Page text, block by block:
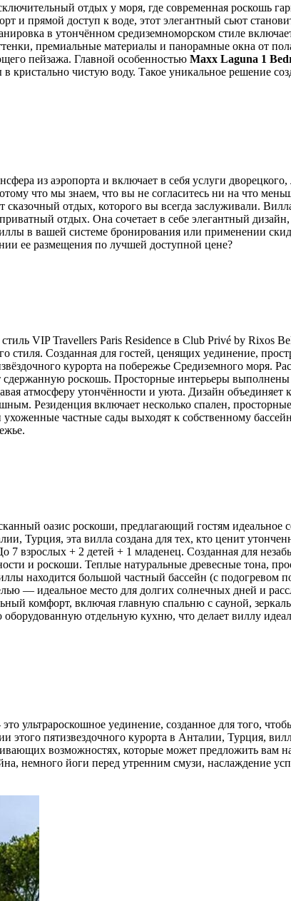
отдых у моря, где современная роскошь
и прямой доступ к воде, этот элегантный сьют
в утончённом средиземноморском стиле
премиальные материалы и панорамные окна от
пейзажа. Главной особенностью Maxx Laguna 1
кристально чистую воду. Такое уникальное решение
из аэропорта и включает в себя услуги
что мы знаем, что вы не согласитесь ни на что
отдых, которого вы всегда заслуживали.
отдых. Она сочетает в себе элегантный
в вашей системе бронирования или применении
ее размещения по лучшей доступной цене?
VIP Travellers Paris Residence в Club Privé by Rixos
Созданная для гостей, ценящих уединение,
курорта на побережье Средиземного моря.
сдержанную роскошь. Просторные интерьеры
атмосферу утончённости и уюта. Дизайн
Резиденция включает несколько спален,
частные сады выходят к собственному
оазис роскоши, предлагающий гостям идеальное
Турция, эта вилла создана для тех, кто ценит
взрослых + 2 детей + 1 младенец. Созданная для
и роскоши. Теплые натуральные древесные тона,
находится большой частный бассейн (с подогревом
— идеальное место для долгих солнечных дней и
комфорт, включая главную спальню с сауной,
оборудованную отдельную кухню, что делает виллу
ультрароскошное уединение, созданное для того,
пятизвездочного курорта в Анталии, Турция,
возможностях, которые может предложить вам
немного йоги перед утренним смузи, наслаждение